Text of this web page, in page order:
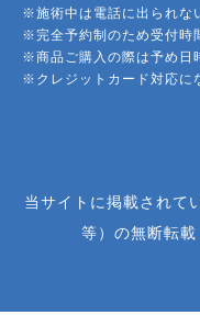
※施術中は電話に出られな
※完全予約制のため受付時
※商品ご購入の際は予め日
※クレジットカード対応
当サイトに掲載されて
等）の無断転載